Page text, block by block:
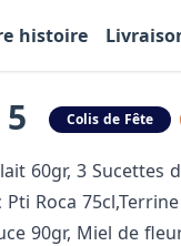
histoire
Colis de Fête
60gr, 3 Sucettes
Roca
90gr, Miel de